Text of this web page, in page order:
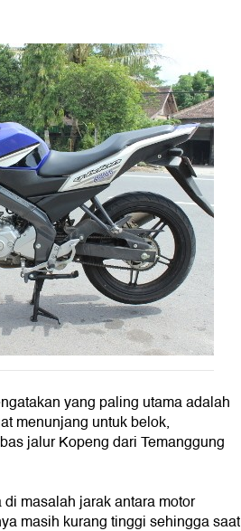
yang paling utama adalah
menunjang untuk belok,
jalur Kopeng dari Temanggung
masalah jarak antara motor
masih kurang tinggi sehingga saat